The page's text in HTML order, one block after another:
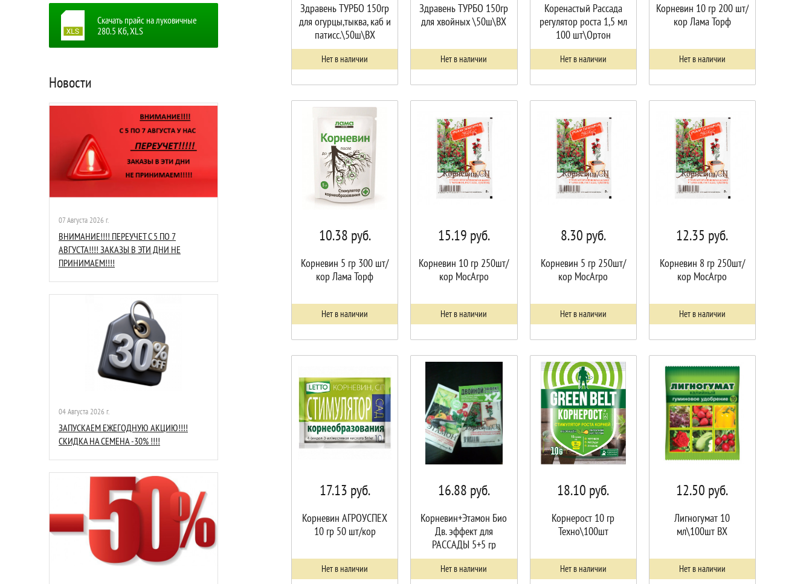
Скачать прайс на луковичные
280.5 Кб, XLS
Новости
07 Августа 2026 г.
ВНИМАНИЕ!!!! ПЕРЕУЧЕТ С 5 ПО 7
АВГУСТА!!!! ЗАКАЗЫ В ЭТИ ДНИ НЕ
ПРИНИМАЕМ!!!!
04 Августа 2026 г.
ЗАПУСКАЕМ ЕЖЕГОДНУЮ АКЦИЮ!!!!
СКИДКА НА СЕМЕНА -30% !!!!
Здравень ТУРБО 150гр
для огурцы,тыква, каб и
патисс.\50ш\ВХ
Нет в наличии
Здравень ТУРБО 150гр
для хвойных \50ш\ВХ
Нет в наличии
Коренастый Рассада
регулятор роста 1,5 мл
100 шт\Ортон
Нет в наличии
Корневин 10 гр 200 шт/
кор Лама Торф
Нет в наличии
10.38 руб.
Корневин 5 гр 300 шт/
кор Лама Торф
Нет в наличии
15.19 руб.
Корневин 10 гр 250шт/
кор МосАгро
Нет в наличии
8.30 руб.
Корневин 5 гр 250шт/
кор МосАгро
Нет в наличии
12.35 руб.
Корневин 8 гр 250шт/
кор МосАгро
Нет в наличии
17.13 руб.
Корневин АГРОУСПЕХ
10 гр 50 шт/кор
Нет в наличии
16.88 руб.
Корневин+Этамон Био
Дв. эффект для
РАССАДЫ 5+5 гр
100шт/кор МосАгро
Нет в наличии
18.10 руб.
Корнерост 10 гр
Техно\100шт
Нет в наличии
12.50 руб.
Лигногумат 10
мл\100шт ВХ
Нет в наличии